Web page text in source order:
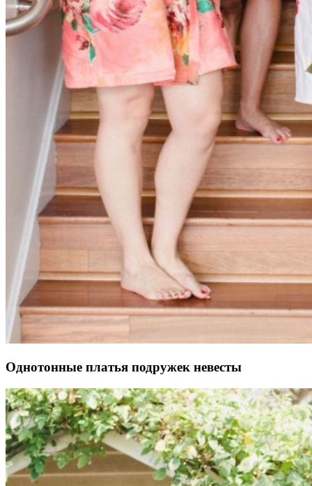
Однотонные платья подружек невесты